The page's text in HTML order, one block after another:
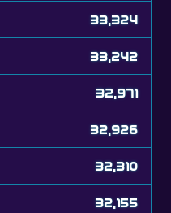
33,324
33,242
32,971
32,926
32,310
32,155